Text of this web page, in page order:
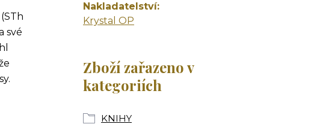
své
Nakladatelství
Krystal OP
Zboží zařazeno v
kategoriích
KNIHY